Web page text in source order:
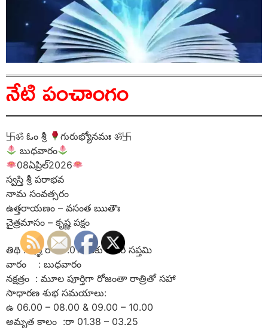
నేటి పంచాంగం
卐ॐ ఓం శ్రీ
గురుభ్యోనమః ॐ卐
బుధవారం
08ఏప్రిల్2026
స్వస్తి శ్రీ పరాభవ
నామ సంవత్సరం
ఉత్తరాయణం – వసంత ఋతౌః
చైత్రమాసం – కృష్ణ పక్షం
తిథి : షష్ఠి రా 07.01 వరకు ఉపరి సప్తమి
వారం : బుధవారం
నక్షత్రం : మూల పూర్తిగా రోజంతా రాత్రితో సహా
సాధారణ శుభ సమయాలు:
ఉ 06.00 – 08.00 & 09.00 – 10.00
అమృత కాలం :రా 01.38 – 03.25